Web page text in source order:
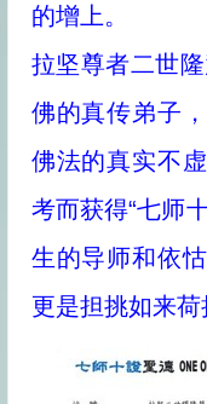
的增上。
拉坚尊者二世
佛的真传弟子
佛法的真实不
考而获得“七师
生的导师和依
更是担挑如来荷